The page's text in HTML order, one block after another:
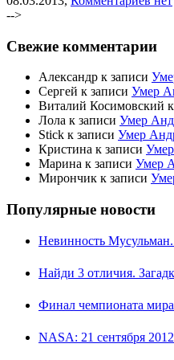
-->
Свежие комментарии
Александр к записи
Сергей к записи Умер
Виталий Косимовский
Лола к записи Умер
Stick к записи Умер
Кристина к записи
Марина к записи Умер
Мирончик к записи
Популярные новости
Невинность
Найди 3 отличия.
Финал чемпионата
NASA: 21 сентября